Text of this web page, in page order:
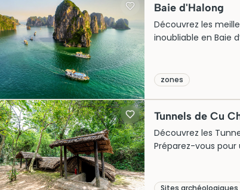
Baie d'Halong
Découvrez les
inoubliable en Baie
zones
Tunnels de Cu
Découvrez les
Préparez-vous pour
Sites archéologiques